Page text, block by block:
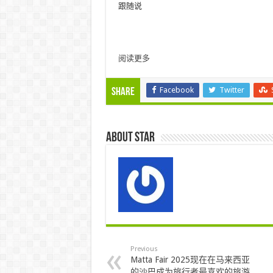
跟随说
阅读更多
Share Facebook Twitter
About star
Previous
Matta Fair 2025现在在马来西亚